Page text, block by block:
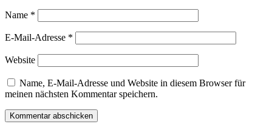
Name *
E-Mail-Adresse *
Website
Name, E-Mail-Adresse und Website in diesem Browser für
meinen nächsten Kommentar speichern.